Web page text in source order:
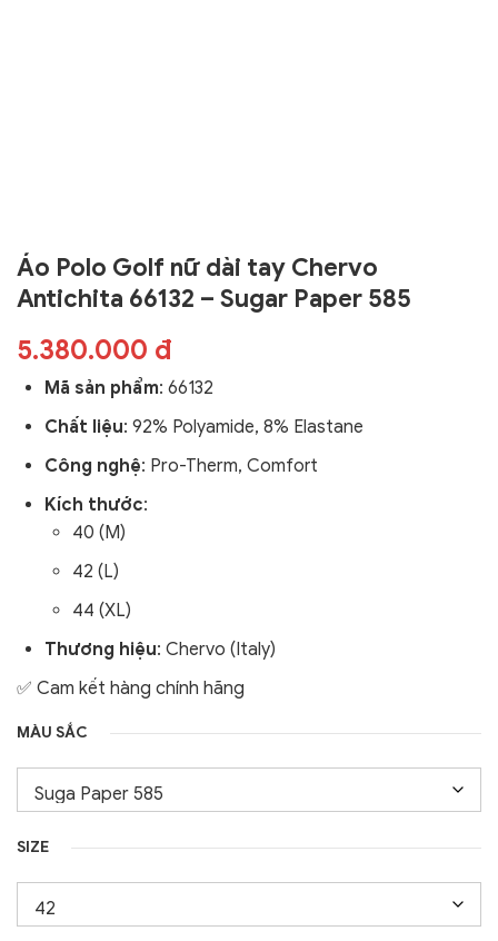
Áo Polo Golf nữ dài tay Chervo
Antichita 66132 – Sugar Paper 585
5.380.000 đ
Mã sản phẩm: 66132
Chất liệu: 92% Polyamide, 8% Elastane
Công nghệ: Pro-Therm, Comfort
Kích thước:
40 (M)
42 (L)
44 (XL)
Thương hiệu: Chervo (Italy)
✅ Cam kết hàng chính hãng
MÀU SẮC
SIZE